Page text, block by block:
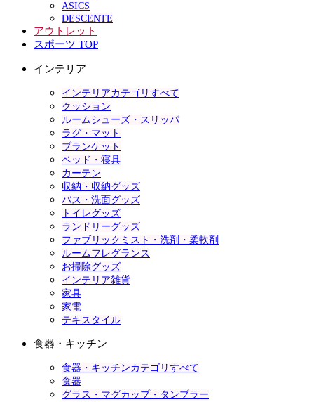
ASICS
DESCENTE
アウトレット
スポーツ TOP
インテリア
インテリアカテゴリすべて
クッション
ルームシューズ・スリッパ
ラグ・マット
ブランケット
ベッド・寝具
カーテン
収納・収納グッズ
バス・洗面グッズ
トイレグッズ
ランドリーグッズ
ファブリックミスト・洗剤・柔軟剤
ルームフレグランス
お掃除グッズ
インテリア雑貨
家具
家電
テキスタイル
食器・キッチン
食器・キッチンカテゴリすべて
食器
グラス・マグカップ・タンブラー